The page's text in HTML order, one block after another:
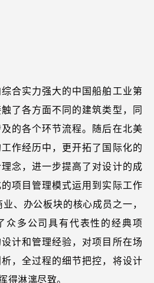
合实力强大的中国船舶工业第
了各方面不同的建筑类型，同
的各个环节流程。随后在北美
作经历中，更开拓了国际化的
念，进一步提高了对设计的成
项目管理模式运用到实际工作
、办公板块的核心成员之一，
众多公司具有代表性的经典项
计和管理经验，对项目所在场
，全过程的细节把控，将设计
得淋漓尽致。